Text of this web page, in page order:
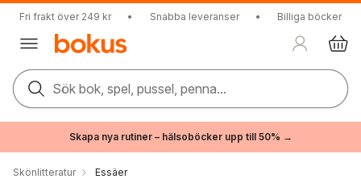
Fri frakt över 249 kr • Snabba leveranser • Billiga böcker
Sök bok, spel, pussel, penna...
Skapa nya rutiner – hälsoböcker upp till 50% →
Skönlitteratur Essäer